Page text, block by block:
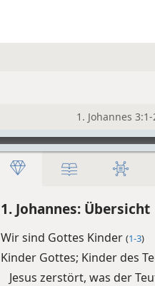
1. Johannes
1. Johannes: Übersicht
Wir sind Gottes Kinder (1-3)
Kinder Gottes; Kinder des
Jesus zerstört, was der